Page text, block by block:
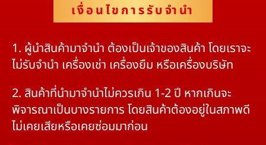
เงื่อนไขการรับจำนำ
1. ผู้นำสินค้ามาจำนำ ต้องเป็นเจ้าของสินค้า โดยเราจะ
ไม่รับจำนำ เครื่องเช่า เครื่องยืม หรือเครื่องบริษัท
2. สินค้าที่นำมาจำนำไม่ควรเกิน 1-2 ปี หากเกินจะ
พิจารณาเป็นบางรายการ โดยสินค้าต้องอยู่ในสภาพดี
ไม่เคยเสียหรือเคยซ่อมมาก่อน